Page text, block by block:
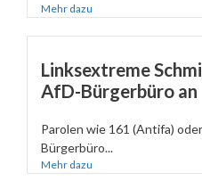
Mehr dazu
Linksextreme
AfD-Bürgerbüro an
Parolen wie 161 (Antifa)
Bürgerbüro...
Mehr dazu